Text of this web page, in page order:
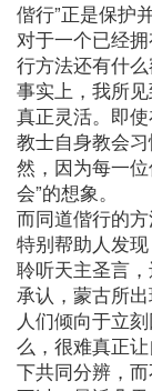
偕行”正是保护
对于一个已经
行方法还有什
事实上，我所
真正灵活。即
教士自身教会
然，因为每一
会”的想象。
而同道偕行的方
特别帮助人发
聆听天主圣言
承认，蒙古所
人们倾向于立
么，很难真正
下共同分辨，而